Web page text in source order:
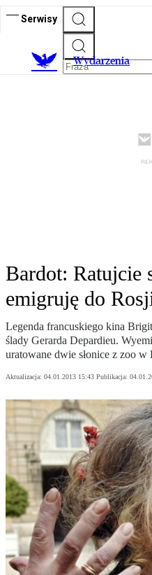
Serwisy
Wydarzenia
Bardot: Ratujcie
emigruję do
Legenda francuskiego kina
ślady Gerarda Depardieu.
uratowane dwie słonice z zoo w
Aktualizacja: 04.01.2013 15:43 Publikacja: